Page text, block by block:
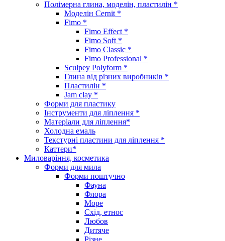
Полімерна глина, моделін, пластилін *
Моделін Cernit *
Fimo *
Fimo Effect *
Fimo Soft *
Fimo Classic *
Fimo Professional *
Sculpey Polyform *
Глина від різних виробників *
Пластилін *
Jam clay *
Форми для пластику
Інструменти для ліплення *
Матеріали для ліплення*
Холодна емаль
Текстурні пластини для ліплення *
Каттери*
Миловаріння, косметика
Форми для мила
Форми поштучно
Фауна
Флора
Море
Схід, етнос
Любов
Дитяче
Різне